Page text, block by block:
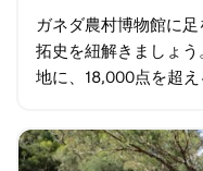
ガネダ農村博物館に
拓史を紐解きましょ
地に、18,000点を超